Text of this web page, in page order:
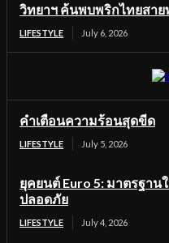
วิทยาฯ ค้นพบพริกไทยสา
LIFESTYLE July 6, 2026
คำเตือนความร้อนสุดขีด
LIFESTYLE July 5, 2026
ยุคยนต์ Euro 5: มาตรฐา
ปลอดภัย
LIFESTYLE July 4, 2026